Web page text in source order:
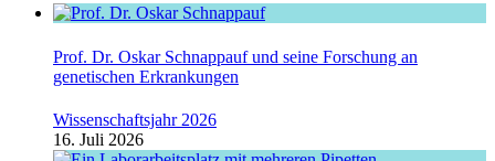
Prof. Dr. Oskar Schnappauf und seine Forschung an
genetischen Erkrankungen
Wissenschaftsjahr 2026
16. Juli 2026